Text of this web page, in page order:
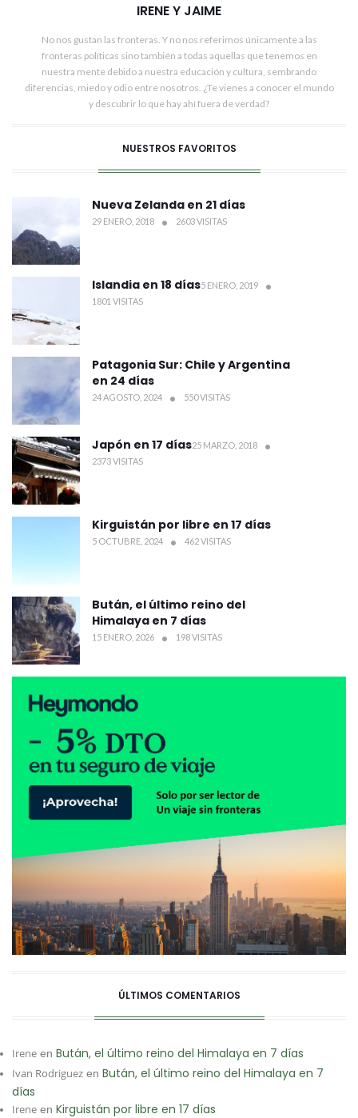
IRENE Y JAIME
No nos gustan las fronteras. Y no nos referimos únicamente a las
fronteras políticas sino también a todas aquellas que tenemos en
nuestra mente debido a nuestra educación y cultura, sembrando
diferencias, miedo y odio entre nosotros. ¿Te vienes a conocer el mundo
y descubrir lo que hay ahí fuera de verdad?
NUESTROS FAVORITOS
Nueva Zelanda en 21 días
29 ENERO, 2018 2603 VISITAS
Islandia en 18 días5 ENERO, 2019
1801 VISITAS
Patagonia Sur: Chile y Argentina
en 24 días
24 AGOSTO, 2024 550 VISITAS
Japón en 17 días25 MARZO, 2018
2373 VISITAS
Kirguistán por libre en 17 días
5 OCTUBRE, 2024 462 VISITAS
Bután, el último reino del
Himalaya en 7 días
15 ENERO, 2026 198 VISITAS
ÚLTIMOS COMENTARIOS
Irene en Bután, el último reino del Himalaya en 7 días
Ivan Rodriguez en Bután, el último reino del Himalaya en 7
días
Irene en Kirguistán por libre en 17 días